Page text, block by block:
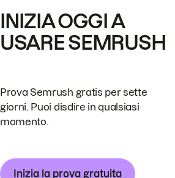
INIZIA OGGI A
USARE SEMRUSH
Prova Semrush gratis per sette
giorni. Puoi disdire in qualsiasi
momento.
Inizia la prova gratuita